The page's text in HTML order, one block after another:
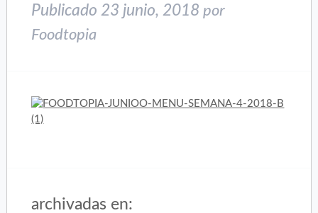
Publicado 23 junio, 2018 por
Foodtopia
archivadas en: